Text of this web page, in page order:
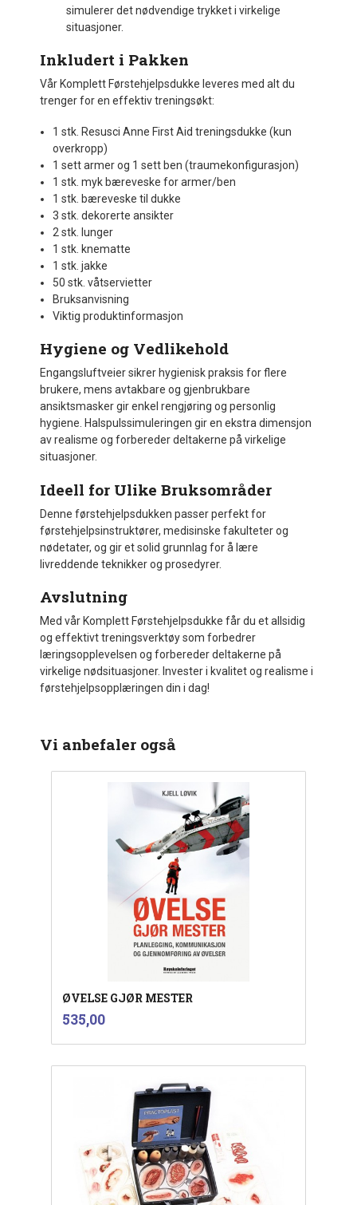
simulerer det nødvendige trykket i virkelige
situasjoner.
Inkludert i Pakken
Vår Komplett Førstehjelpsdukke leveres med alt du
trenger for en effektiv treningsøkt:
1 stk. Resusci Anne First Aid treningsdukke (kun
overkropp)
1 sett armer og 1 sett ben (traumekonfigurasjon)
1 stk. myk bæreveske for armer/ben
1 stk. bæreveske til dukke
3 stk. dekorerte ansikter
2 stk. lunger
1 stk. knematte
1 stk. jakke
50 stk. våtservietter
Bruksanvisning
Viktig produktinformasjon
Hygiene og Vedlikehold
Engangsluftveier sikrer hygienisk praksis for flere
brukere, mens avtakbare og gjenbrukbare
ansiktsmasker gir enkel rengjøring og personlig
hygiene. Halspulssimuleringen gir en ekstra dimensjon
av realisme og forbereder deltakerne på virkelige
situasjoner.
Ideell for Ulike Bruksområder
Denne førstehjelpsdukken passer perfekt for
førstehjelpsinstruktører, medisinske fakulteter og
nødetater, og gir et solid grunnlag for å lære
livreddende teknikker og prosedyrer.
Avslutning
Med vår Komplett Førstehjelpsdukke får du et allsidig
og effektivt treningsverktøy som forbedrer
læringsopplevelsen og forbereder deltakerne på
virkelige nødsituasjoner. Invester i kvalitet og realisme i
førstehjelpsopplæringen din i dag!
Vi anbefaler også
ØVELSE GJØR MESTER
Pris
535,00mva.